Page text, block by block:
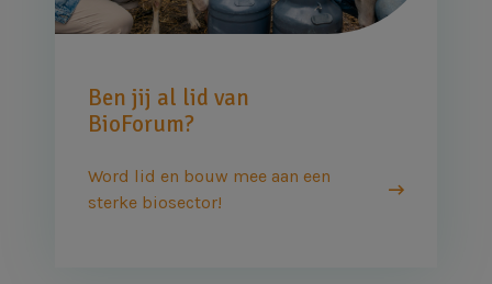
Ben jij al lid van
BioForum?
Word lid en bouw mee aan een
sterke biosector!